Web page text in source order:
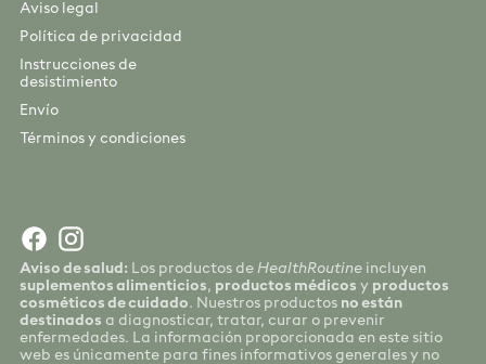
Aviso legal
Política de privacidad
Instrucciones de
desistimiento
Envío
Términos y condiciones
Aviso de salud: Los productos de HealthRoutine incluyen
suplementos alimenticios, productos médicos y productos
cosméticos de cuidado. Nuestros productos no están
destinados a diagnosticar, tratar, curar o prevenir
enfermedades. La información proporcionada en este sitio
web es únicamente para fines informativos generales y no